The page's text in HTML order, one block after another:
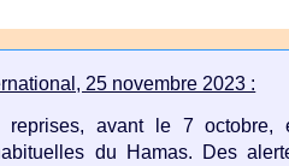
25 novembre 2023 :
reprises, avant le 7 octobre,
du Hamas. Des